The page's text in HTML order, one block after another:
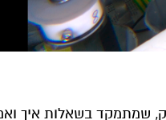
שמתמקד בשאלות איך